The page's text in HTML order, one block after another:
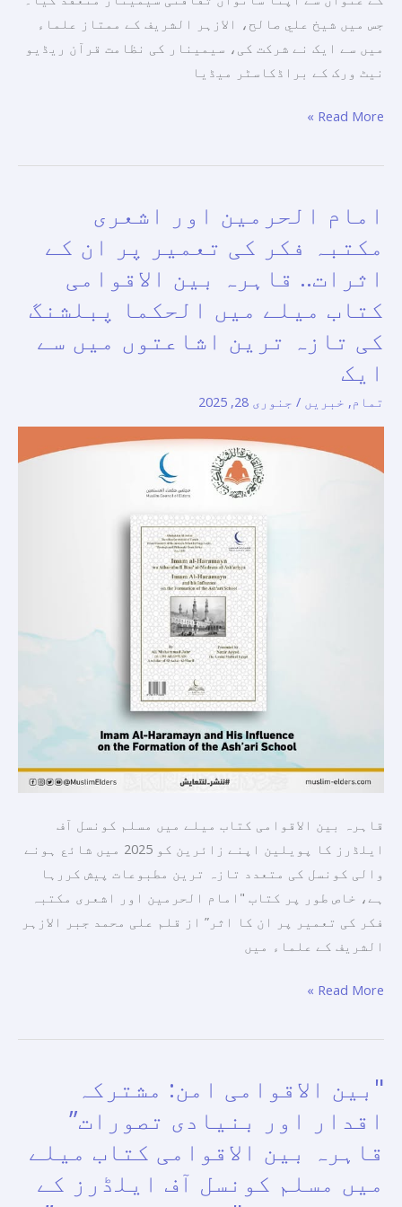
جس میں شیخ علي صالح، الازہر الشریف کے ممتاز علماء
میں سے ایک نے شرکت کی، سیمینار کی نظامت قرآن ریڈیو
نیٹ ورک کے براڈکاسٹر میڈیا
سمپوزیم
Read More »
امام الحرمین اور اشعری
مکتبہ فكر کی تعمیر پر ان کے
اثرات.. قاہرہ بین الاقوامی
کتاب میلے میں الحکما پبلشنگ
کی تازہ ترین اشاعتوں میں سے
ایک
تمام, خبریں / جنوری 28, 2025
قاہرہ بین الاقوامی کتاب میلے میں مسلم کونسل آف
ایلڈرز کا پویلین اپنے زائرین کو 2025 میں شائع ہونے
والی کونسل کی متعدد تازہ ترین مطبوعات پیش کررہا
ہے، خاص طور پر کتاب "امام الحرمین اور اشعری مکتبہ
فكر کی تعمیر پر ان کا اثر” از قلم علی محمد جبر الازہر
الشریف کے علماء میں
امام
الحرمین
اور
اشعری
مکتبہ
فكر
کی
تعمیر
پر
ان
اثرات..
اشاعتوں
میں
Read More »
"بین الاقوامی امن: مشترکہ
اقدار اور بنیادی تصورات”
قاہرہ بین الاقوامی کتاب میلے
میں مسلم کونسل آف ایلڈرز کے
"بین
الاقوامی
امن:
مشترکہ